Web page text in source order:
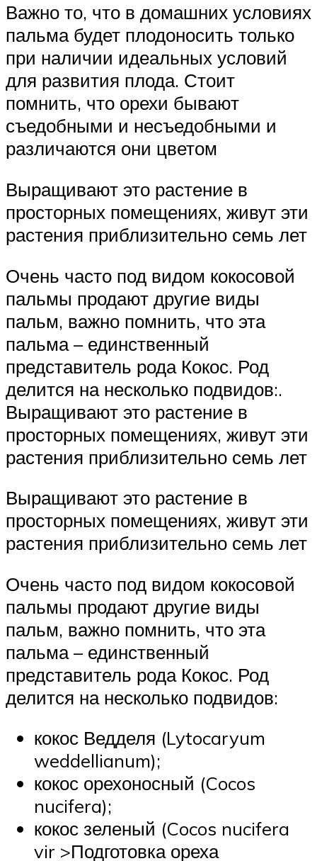
Важно то, что в домашних условиях
пальма будет плодоносить только
при наличии идеальных условий
для развития плода. Стоит
помнить, что орехи бывают
съедобными и несъедобными и
различаются они цветом
Выращивают это растение в
просторных помещениях, живут эти
растения приблизительно семь лет
Очень часто под видом кокосовой
пальмы продают другие виды
пальм, важно помнить, что эта
пальма – единственный
представитель рода Кокос. Род
делится на несколько подвидов:.
Выращивают это растение в
просторных помещениях, живут эти
растения приблизительно семь лет
Выращивают это растение в
просторных помещениях, живут эти
растения приблизительно семь лет
Очень часто под видом кокосовой
пальмы продают другие виды
пальм, важно помнить, что эта
пальма – единственный
представитель рода Кокос. Род
делится на несколько подвидов:
кокос Ведделя (Lytocaryum
weddellianum);
кокос орехоносный (Cocos
nucifera);
кокос зеленый (Cocos nucifera
vir >Подготовка ореха